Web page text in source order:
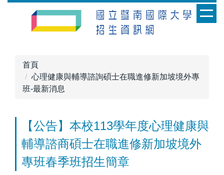
首頁
心理健康與輔導諮詢碩士在職進修新加坡境外專
班-最新消息
【公告】本校113學年度心理健康與
輔導諮商碩士在職進修新加坡境外
專班春季班招生簡章